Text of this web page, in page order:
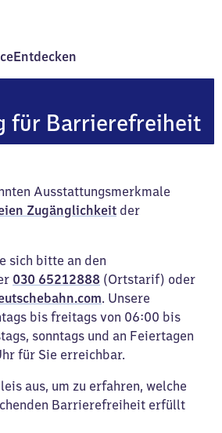
Entdecken
für Barrierefreiheit
Ausstattungsmerkmale
Zugänglichkeit der
sich bitte an den
030 65212888 (Ortstarif) oder
. Unsere
bis freitags von 06:00 bis
sonntags und an Feiertagen
für Sie erreichbar.
aus, um zu erfahren, welche
Barrierefreiheit erfüllt